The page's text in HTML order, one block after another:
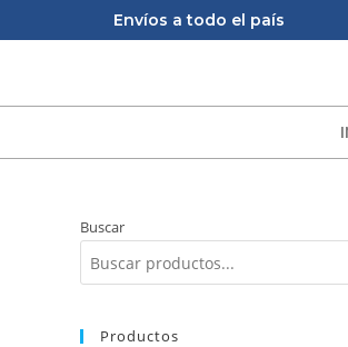
Envíos a todo el país
Buscar
Productos